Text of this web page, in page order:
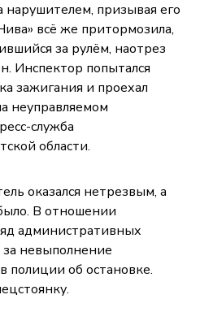
нарушителем, призывая его
всё же притормозила,
за рулём, наотрез
Инспектор попытался
зажигания и проехал
неуправляемом
служба
области.
оказался нетрезвым, а
В отношении
административных
за невыполнение
полиции об остановке.